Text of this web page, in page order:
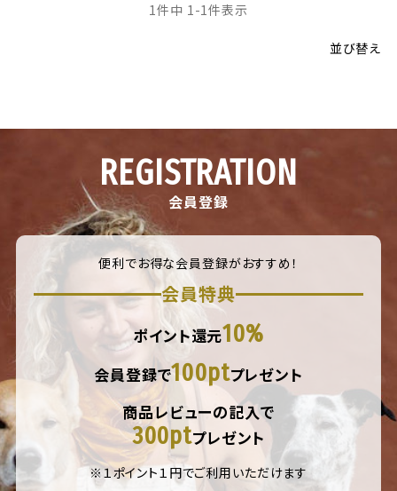
並び替え
1件中 1-1件表示
REGISTRATION
会員登録
便利でお得な会員登録がおすすめ！
会員特典
ポイント還元10%
会員登録で100ptプレゼント
商品レビューの記入で
300ptプレゼント
※１ポイント１円でご利用いただけます